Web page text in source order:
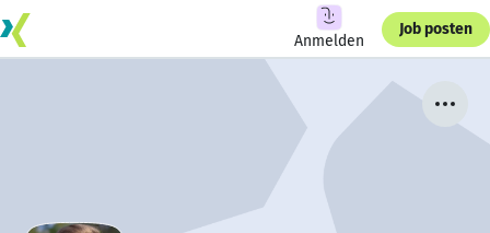
Anmelden
Job posten